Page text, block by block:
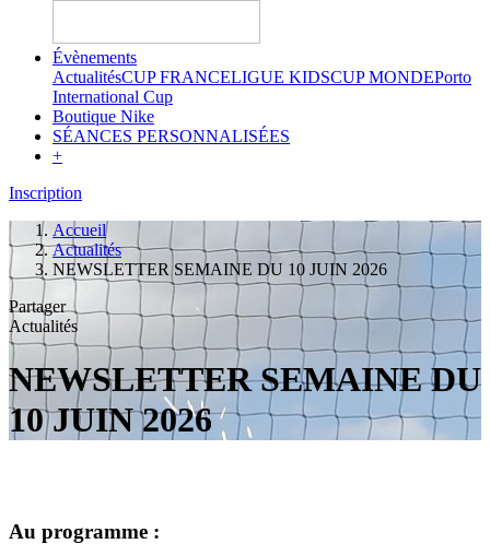
Évènements
ActualitésCUP FRANCELIGUE KIDSCUP MONDEPorto
International Cup
Boutique Nike
SÉANCES PERSONNALISÉES
+
Inscription
Accueil
Actualités
NEWSLETTER SEMAINE DU 10 JUIN 2026
Partager
Actualités
NEWSLETTER SEMAINE DU
10 JUIN 2026
Au programme :